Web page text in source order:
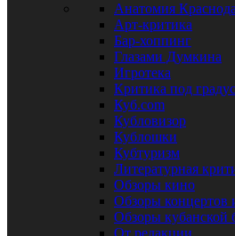
Анатомия
Арт-критика
Бар-хоппинг
Глазами Думкина
Игротека
Критика под
Куб.com
Кубловизор
Кублошки
Кубтуризм
Литературная
Обзоры кино
Обзоры концертов
Обзоры кубанской
От редакции